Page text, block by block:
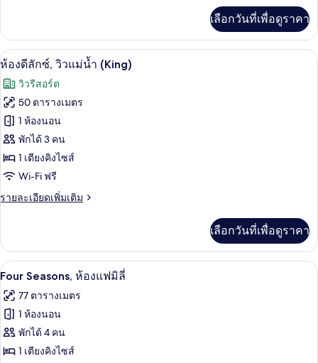
แม่น้ำ
(Two
Twins)
เกี่ยว
กับ
ห้อง
ลัก
ซ์,
วิว
แม่น้ำ
(Two
Twins)
เลือกวันที่เพื่อดูราคา
เปิด
ภาพถ่าย
ทั้งหมด
ของ
ห้อง
ดี
ลัก
ซ์,
แม่น้ำ
(King)
5
ห้องดีลักซ์, วิวแม่น้ำ (King)
วิวรีสอร์ต
50 ตารางเมตร
1 ห้องนอน
พักได้ 3 คน
1 เตียงคิงไซส์
Wi-Fi ฟรี
รายละเอียดเพิ่มเติม
ราย
เกี่ยว
กับ
ห้อง
ลัก
ซ์,
แม่น้ำ
(King)
เลือกวันที่เพื่อดูราคา
เปิด
ภาพถ่าย
ทั้งหมด
ของ
Four
Four Seasons, ห้องแฟมิลี่ | วิวสนามหญ้
5
Four Seasons, ห้องแฟมิลี่
77 ตารางเมตร
1 ห้องนอน
พักได้ 4 คน
1 เตียงคิงไซส์